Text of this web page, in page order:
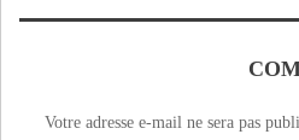
Votre adresse e-mail ne sera pas